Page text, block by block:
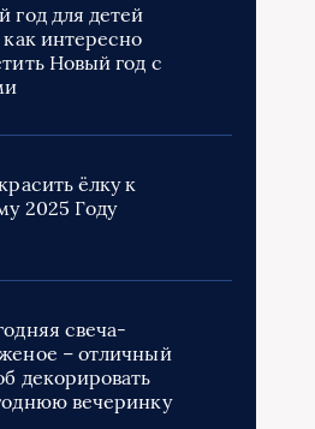
год для детей
интересно
Новый год с
ёлку к
2025 Году
свеча-
– отличный
декорировать
вечеринку